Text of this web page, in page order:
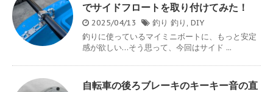
でサイドフロートを取り付けてみた！
2025/04/13 釣り 釣り , DIY
釣りに使っているマイミニボートに、もっと安定
感が欲しい…そう思って、今回はサイド ...
自転車の後ろブレーキのキーキー音の直